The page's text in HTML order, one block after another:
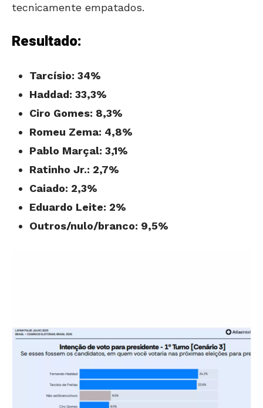
tecnicamente empatados.
Resultado:
Tarcísio: 34%
Haddad: 33,3%
Ciro Gomes: 8,3%
Romeu Zema: 4,8%
Pablo Marçal: 3,1%
Ratinho Jr.: 2,7%
Caiado: 2,3%
Eduardo Leite: 2%
Outros/nulo/branco: 9,5%